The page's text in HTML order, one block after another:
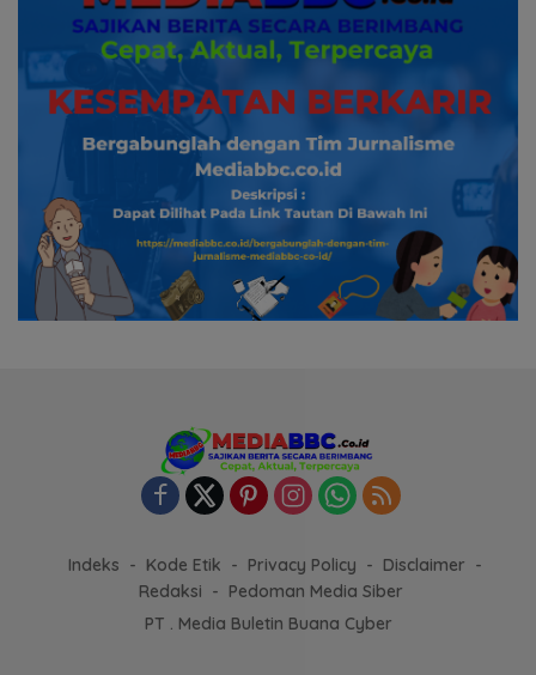
Indeks Kode Etik Privacy Policy
Disclaimer
Redaksi
Pedoman Media Siber
PT . Media Buletin Buana Cyber